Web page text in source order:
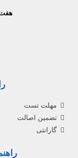
هفت
مهلت تست
تضمین اصالت
گارانتی